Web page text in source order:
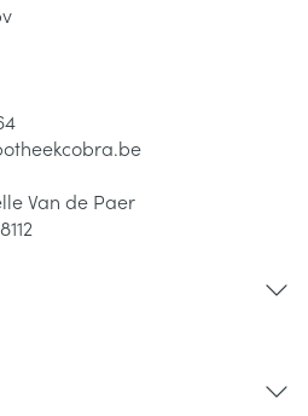
Van de Paer